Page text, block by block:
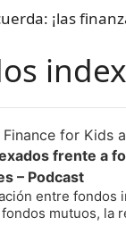
¡las
Finance for Kids
frente a
– Podcast
entre fondos
mutuos, la